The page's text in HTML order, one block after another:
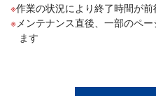
作業の状況により終了時間が
メンテナンス直後、一部のペ
ます